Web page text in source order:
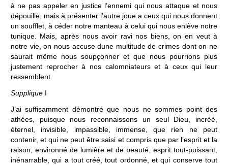
à ne pas appeler en justice l’ennemi qui nous attaque et nous
dépouille, mais à présenter l’autre joue a ceux qui nous donnent
un soufflet, à céder notre manteau à celui qui nous enlève notre
tunique. Mais, après nous avoir ravi nos biens, on en veut à
notre vie, on nous accuse dune multitude de crimes dont on ne
saurait même nous soupçonner et que nous pourrions plus
justement reprocher à nos calomniateurs et à ceux qui leur
ressemblent.
SuppliqueI
J’ai suffisamment démontré que nous ne sommes point des
athées, puisque nous reconnaissons un seul Dieu, incréé,
éternel, invisible, impassible, immense, que rien ne peut
contenir, et qui ne peut être saisi et compris que par l’esprit et la
raison, environné de lumière et de beauté, esprit tout-puissant,
inénarrable, qui a tout créé, tout ordonné, et qui conserve tout